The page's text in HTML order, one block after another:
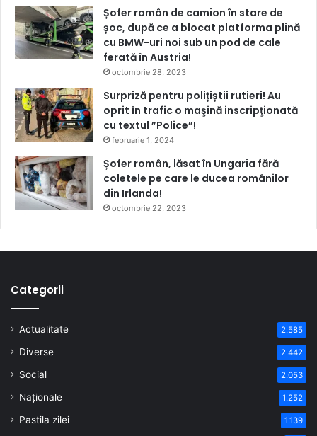
Șofer român de camion în stare de
șoc, după ce a blocat platforma plină
cu BMW-uri noi sub un pod de cale
ferată în Austria!
octombrie 28, 2023
Surpriză pentru polițiștii rutieri! Au
oprit în trafic o maşină inscripţionată
cu textul ”Police”!
februarie 1, 2024
Șofer român, lăsat în Ungaria fără
coletele pe care le ducea românilor
din Irlanda!
octombrie 22, 2023
Categorii
Actualitate 2.585
Diverse 2.442
Social 2.053
Naționale 1.252
Pastila zilei 1.139